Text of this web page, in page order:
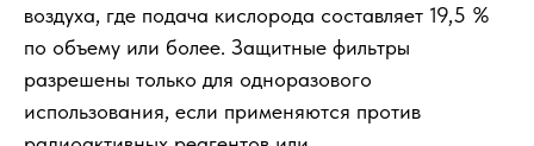
воздуха, где подача кислорода составляет 19,5 %
по объему или более. Защитные фильтры
разрешены только для одноразового
использования, если применяются против